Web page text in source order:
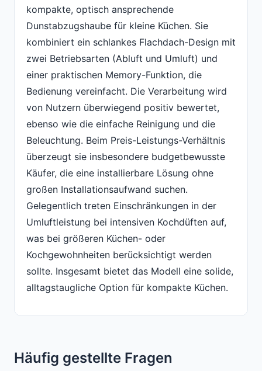
kompakte, optisch ansprechende
Dunstabzugshaube für kleine Küchen. Sie
kombiniert ein schlankes Flachdach-Design mit
zwei Betriebsarten (Abluft und Umluft) und
einer praktischen Memory-Funktion, die
Bedienung vereinfacht. Die Verarbeitung wird
von Nutzern überwiegend positiv bewertet,
ebenso wie die einfache Reinigung und die
Beleuchtung. Beim Preis-Leistungs-Verhältnis
überzeugt sie insbesondere budgetbewusste
Käufer, die eine installierbare Lösung ohne
großen Installationsaufwand suchen.
Gelegentlich treten Einschränkungen in der
Umluftleistung bei intensiven Kochdüften auf,
was bei größeren Küchen- oder
Kochgewohnheiten berücksichtigt werden
sollte. Insgesamt bietet das Modell eine solide,
alltagstaugliche Option für kompakte Küchen.
Häufig gestellte Fragen